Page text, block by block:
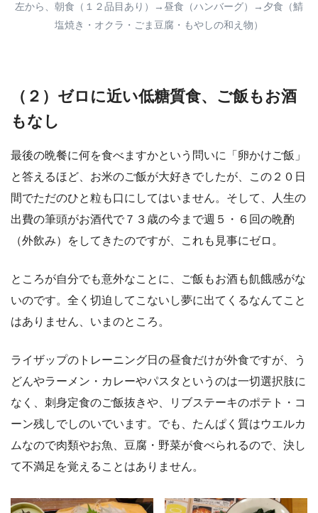
左から、朝食（１２品目あり）→昼食（ハンバーグ）→夕食（鯖
塩焼き・オクラ・ごま豆腐・もやしの和え物）
（２）ゼロに近い低糖質食、ご飯もお酒
もなし
最後の晩餐に何を食べますかという問いに「卵かけご飯」
と答えるほど、お米のご飯が大好きでしたが、この２０日
間でただのひと粒も口にしてはいません。そして、人生の
出費の筆頭がお酒代で７３歳の今まで週５・６回の晩酌
（外飲み）をしてきたのですが、これも見事にゼロ。
ところが自分でも意外なことに、ご飯もお酒も飢餓感がな
いのです。全く切迫してこないし夢に出てくるなんてこと
はありません、いまのところ。
ライザップのトレーニング日の昼食だけが外食ですが、う
どんやラーメン・カレーやパスタというのは一切選択肢に
なく、刺身定食のご飯抜きや、リブステーキのポテト・コ
ーン残しでしのいでいます。でも、たんぱく質はウエルカ
ムなので肉類やお魚、豆腐・野菜が食べられるので、決し
て不満足を覚えることはありません。